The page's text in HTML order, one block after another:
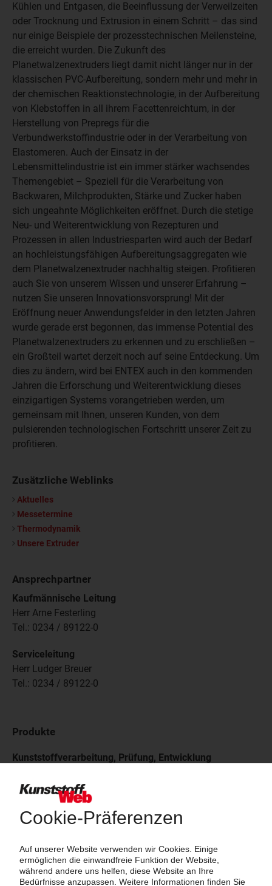
Kühlen und Entgasen, die Beeinflussung der Verweilzeiten
oder Trocknung und Extrusion in einem Schritt – das sind
nur einige Beispiele der prozesstechnischen Meilensteine,
die erreicht wurden. Die Zukunft des
Planetwalzenextruders liegt damit nicht länger nur in der
klassischen PVC-Aufbereitung, sondern mehr und mehr in
der chemischen Reaktionstechnologie, in der Aufbereitung
von Klebstoffen in all ihrem Facettenreichtum, in der
Herstellung von Prepregs für die
Verbundwerkstoffindustrie oder in der Verarbeitung von
Elastomeren. Auch der Einsatz in der
Lebensmittelindustrie ist ein immer stärker wachsendes
Themengebiet – Speziell für die Verarbeitung von
Backwaren, Milchprodukten, Stärke und Zucker haben
sich ungeahnte Möglichkeiten eröffnet. Durch die stetige
Neu- und Weiterentwicklung von Rezepturen und
Prozessen in allen Industriesparten wird auch der Bedarf
an hochleistungsfähigen Aufbereitungsaggregaten wie
dem Planetwalzenextruder nachhaltig steigen. Profitieren
auch Sie von unserem Wissen und unserer Erfahrung –
nutzen Sie unseren Innovationsvorsprung! Mit der
Eröffnung neuer Anwendungsfelder in den letzten Jahren
wurde gerade erst begonnen, das immense Potential des
Planetwalzenextruders zu erkennen und zu erschließen –
ein Großteil wartet derzeit noch auf seine Entdeckung. Um
dies zu ändern, wird bei ENTEX auch in den kommenden
Jahren die Erforschung und Weiterentwicklung dieses
einzigartigen Systems vorangetrieben werden, um
gemeinsam mit Ihnen, unseren Kunden, von dem
pulsierenden technologischen Fortschritt unserer Zeit zu
profitieren.
Zusätzliche Weblinks
Aktuelles
Messetermine
Thermodynamik
Unsere Extruder
Ansprechpartner
Kaufmännische Leitung
Herr Arne Festerling
Tel.: 0234 / 89122-0
Serviceleitung
Herr Ludger Breuer
Tel.: 0234 / 89122-0
Produkte
Kunststoffverarbeitung, Prüfung, Entwicklung
Verfahrensentwicklung Compoundieren
Maschinen, Geräte, Werkzeuge und Zubehör für die
Kalander
Maschinen für die Reifenindustrie
Andere Extruder